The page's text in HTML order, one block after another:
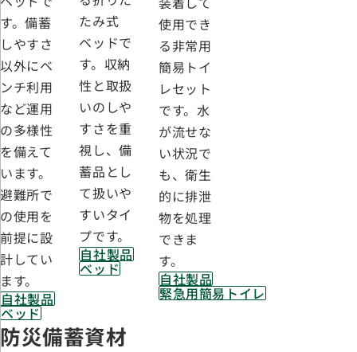
す。備蓄
しやすさ
以外にベ
ンチ利用
など運用
の多様性
を備えて
います。
避難所で
の使用を
前提に設
計してい
ます。
自社製品
ベッド
たみ式
ベッドで
す。収納
性と取扱
いのしや
すさを重
視し、備
蓄品とし
て扱いや
すいタイ
プです。
自社製品
ベッド
使用でき
る非常用
簡易トイ
レセット
です。水
が流せな
い状況で
も、衛生
的に排泄
物を処理
できま
す。
自社製品
緊急用簡易トイレ
防災備蓄資材